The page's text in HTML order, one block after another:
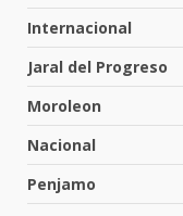
Internacional
Jaral del Progreso
Moroleon
Nacional
Penjamo
6